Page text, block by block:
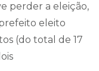
perder a eleição,
eleito
(do total de 17